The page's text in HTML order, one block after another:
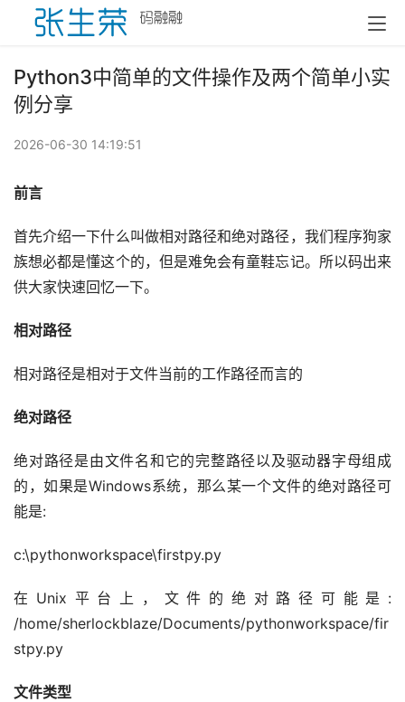
Python3中简单的文件操作及两个简单小实
例分享
2026-06-30 14:19:51
前言
首先介绍一下什么叫做相对路径和绝对路径，我们程序狗家
族想必都是懂这个的，但是难免会有童鞋忘记。所以码出来
供大家快速回忆一下。
相对路径
相对路径是相对于文件当前的工作路径而言的
绝对路径
绝对路径是由文件名和它的完整路径以及驱动器字母组成
的，如果是Windows系统，那么某一个文件的绝对路径可
能是:
c:\pythonworkspace\firstpy.py
在Unix平台上，文件的绝对路径可能是:
/home/sherlockblaze/Documents/pythonworkspace/fir
stpy.py
文件类型